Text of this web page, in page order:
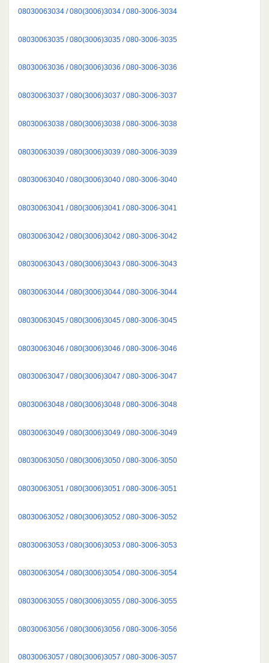
08030063034 / 080(3006)3034 / 080-3006-3034
08030063035 / 080(3006)3035 / 080-3006-3035
08030063036 / 080(3006)3036 / 080-3006-3036
08030063037 / 080(3006)3037 / 080-3006-3037
08030063038 / 080(3006)3038 / 080-3006-3038
08030063039 / 080(3006)3039 / 080-3006-3039
08030063040 / 080(3006)3040 / 080-3006-3040
08030063041 / 080(3006)3041 / 080-3006-3041
08030063042 / 080(3006)3042 / 080-3006-3042
08030063043 / 080(3006)3043 / 080-3006-3043
08030063044 / 080(3006)3044 / 080-3006-3044
08030063045 / 080(3006)3045 / 080-3006-3045
08030063046 / 080(3006)3046 / 080-3006-3046
08030063047 / 080(3006)3047 / 080-3006-3047
08030063048 / 080(3006)3048 / 080-3006-3048
08030063049 / 080(3006)3049 / 080-3006-3049
08030063050 / 080(3006)3050 / 080-3006-3050
08030063051 / 080(3006)3051 / 080-3006-3051
08030063052 / 080(3006)3052 / 080-3006-3052
08030063053 / 080(3006)3053 / 080-3006-3053
08030063054 / 080(3006)3054 / 080-3006-3054
08030063055 / 080(3006)3055 / 080-3006-3055
08030063056 / 080(3006)3056 / 080-3006-3056
08030063057 / 080(3006)3057 / 080-3006-3057